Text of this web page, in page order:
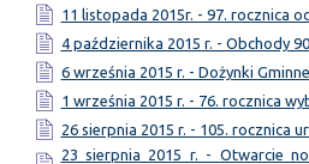
11 listopada 2015r. - 97. rocznica
4 października 2015 r. - Obchody
6 września 2015 r. - Dożynki
1 września 2015 r. - 76. rocznica
26 sierpnia 2015 r. - 105. rocznica
23 sierpnia 2015 r. - Otwarcie